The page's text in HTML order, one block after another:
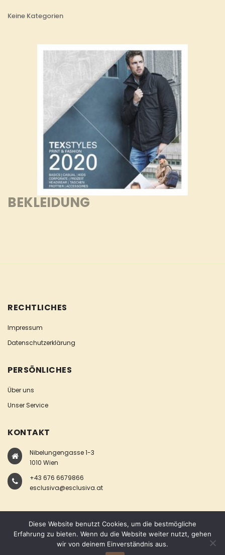
Keine Kategorien
BEKLEIDUNG
RECHTLICHES
Impressum
Datenschutzerklärung
PERSÖNLICHES
Über uns
Unser Service
KONTAKT
Nibelungengasse 1-3
1010 Wien
+43 676 6679866
esclusiva@esclusiva.at
COPYRIGHT © ESCLUSIVA
Diese Website benutzt Cookies, um die bestmögliche
Erfahrung zu bieten. Wenn du die Website weiter nutzt, gehen
wir von deinem Einverständnis aus.